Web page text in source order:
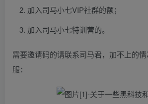
加入司马小七VIP社群的额；
加入司马小七特训营的。
需要邀请码的请联系司马君，加不上的
服：